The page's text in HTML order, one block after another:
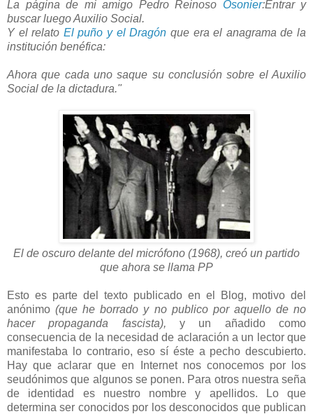
La página de mi amigo Pedro Reinoso Osonier:Entrar y
buscar luego Auxilio Social.
Y el relato El puño y el Dragón que era el anagrama de la
institución benéfica:
Ahora que cada uno saque su conclusión sobre el Auxilio
Social de la dictadura."
El de oscuro delante del micrófono (1968), creó un partido
que ahora se llama PP
Esto es parte del texto publicado en el Blog, motivo del
anónimo(que he borrado y no publico por aquello de no
hacer propaganda fascista), y un añadido como
consecuencia de la necesidad de aclaración a un lector que
manifestaba lo contrario, eso sí éste a pecho descubierto.
Hay que aclarar que en Internet nos conocemos por los
seudónimos que algunos se ponen. Para otros nuestra seña
de identidad es nuestro nombre y apellidos. Lo que
determina ser conocidos por los desconocidos que publican